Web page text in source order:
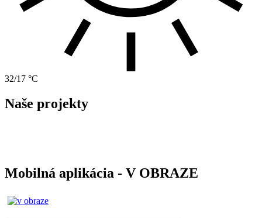
32/17 °C
Naše projekty
Mobilná aplikácia - V OBRAZE